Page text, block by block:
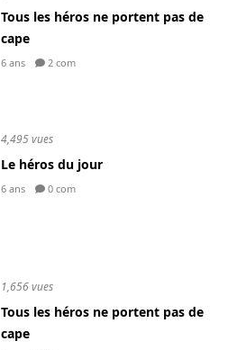
Tous les héros ne portent pas de
cape
6 ans 2 com
4,495 vues
Le héros du jour
6 ans 0 com
1,656 vues
Tous les héros ne portent pas de
cape